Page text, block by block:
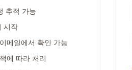
추적 가능
시작
메일에서 확인 가능
에 따라 처리